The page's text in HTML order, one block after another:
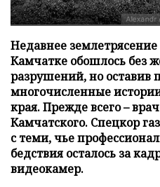
Недавнее
Камчатке обошлось без
разрушений, но оставив
многочисленные
края. Прежде всего –
Камчатского. Спецкор
с теми, чье
бедствия осталось за
видеокамер.